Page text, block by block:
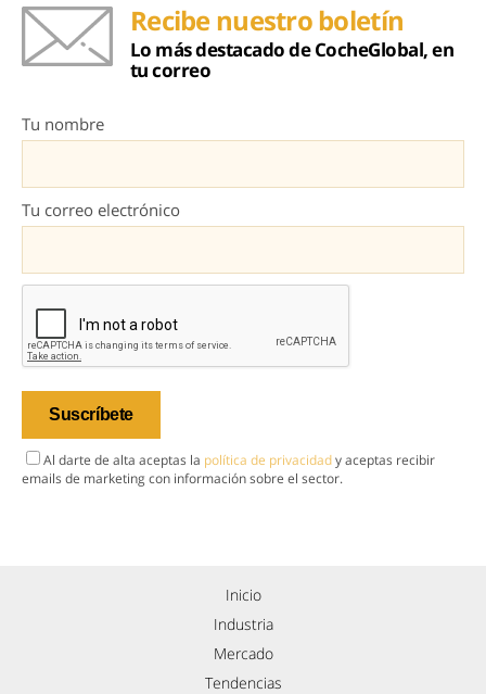
Recibe nuestro boletín
Lo más destacado de CocheGlobal, en
tu correo
Tu nombre
Tu correo electrónico
Al darte de alta aceptas la política de privacidady aceptas recibir
emails de marketing con información sobre el sector.
Inicio
Industria
Mercado
Tendencias